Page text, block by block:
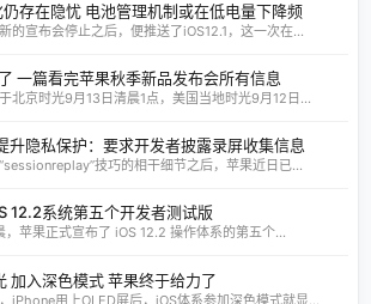
仍存在隐忧 电池管理机制或在低电量下降频
宣布会停止之后，便推送了iOS12.1，这一次在...
一篇看完苹果秋季新品发布会所有信息
北京时光9月13日清晨1点，美国当地时光9月12日...
升隐私保护：要求开发者披露录屏收集信息
技巧的相干细节之后，苹果近日已...
12.2系统第五个开发者测试版
，苹果正式宣布了 iOS 12.2 操作体系的第五个...
加入深色模式 苹果终于给力了
iPhone用上OLED屏后，iOS体系参加深色模式就显...